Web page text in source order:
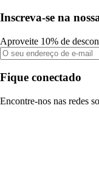
Inscreva-se na
Aproveite 10% de
Fique conectado
Encontre-nos nas redes